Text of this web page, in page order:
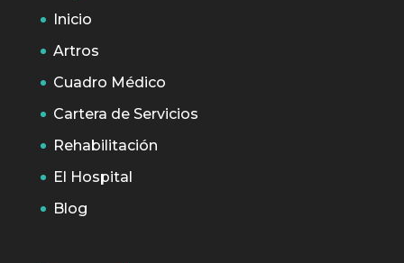
Inicio
Artros
Cuadro Médico
Cartera de Servicios
Rehabilitación
El Hospital
Blog